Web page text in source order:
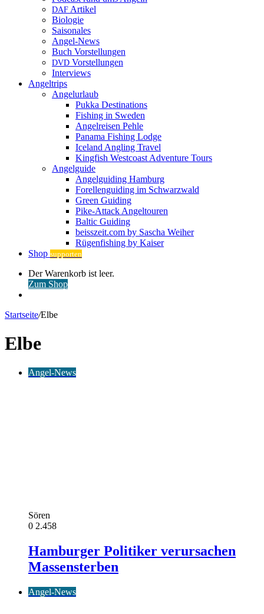
DAF Artikel
Biologie
Saisonales
Angel-News
Buch Vorstellungen
DVD Vorstellungen
Interviews
Angeltrips
Angelurlaub
Pukka Destinations
Fishing in Sweden
Angelreisen Pehle
Panama Fishing Lodge
Iceland Angling Travel
Kingfish Westcoast Adventure Tours
Angelguide
Angelguiding Hamburg
Forellenguiding im Schwarzwald
Green Guiding
Pike-Attack Angeltouren
Baltic Guiding
beisszeit.com by Sascha Weiher
Rügenfishing by Kaiser
Shop supporten
Warenkorb
ansehen
Der Warenkorb ist leer.
Zum Shop
Startseite/Elbe
Elbe
Angel-News
Sören
0 2.458
Hamburger Politiker verursachen
Massensterben
Angel-News